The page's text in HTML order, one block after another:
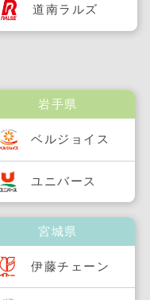
道南ラルズ
岩手県
ベルジョイス
ユニバース
宮城県
伊藤チェーン